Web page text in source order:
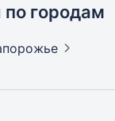
городам